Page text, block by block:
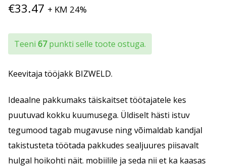
€33.47 + KM 24%
Teeni 67punkti selle toote ostuga.
Keevitaja tööjakk BIZWELD.
Ideaalne pakkumaks täiskaitset töötajatele kes
puutuvad kokku kuumusega. Üldiselt hästi istuv
tegumood tagab mugavuse ning võimaldab kandjal
takistusteta töötada pakkudes sealjuures piisavalt
hulgal hoikohti näit. mobiilile ja seda nii et ka kaasas